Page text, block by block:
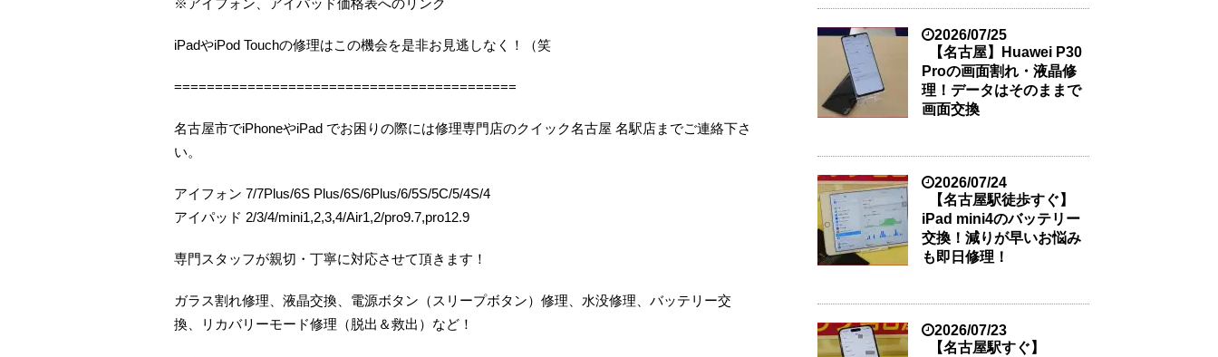
※アイフォン、アイパッド価格表へのリンク
iPadやiPod Touchの修理はこの機会を是非お見逃しなく！（笑
==========================================
名古屋市でiPhoneやiPad でお困りの際には修理専門店のクイック名古屋 名駅店までご連絡下さ
い。
アイフォン 7/7Plus/6S Plus/6S/6Plus/6/5S/5C/5/4S/4
アイパッド 2/3/4/mini1,2,3,4/Air1,2/pro9.7,pro12.9
専門スタッフが親切・丁寧に対応させて頂きます！
ガラス割れ修理、液晶交換、電源ボタン（スリープボタン）修理、水没修理、バッテリー交
換、リカバリーモード修理（脱出＆救出）など！
2026/07/25
【名古屋】Huawei P30
Proの画面割れ・液晶修
理！データはそのままで
画面交換
2026/07/24
【名古屋駅徒歩すぐ】
iPad mini4のバッテリー
交換！減りが早いお悩み
も即日修理！
2026/07/23
【名古屋駅すぐ】